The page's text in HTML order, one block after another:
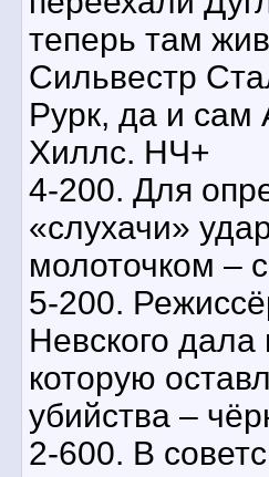
теперь там
Сильвестр
Рурк, да и сам
Хиллс. НЧ+
4-200. Для
«слухачи»
молоточком –
5-200.
Невского
которую
убийства –
2-600. В